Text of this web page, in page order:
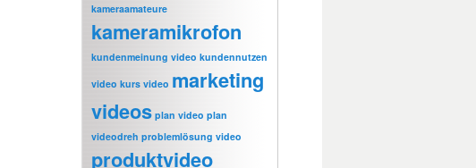
kameraamateure
kameramikrofon
kundenmeinung video kundennutzen
video kurs video marketing
videos plan video plan
videodreh problemlösung video
produktvideo